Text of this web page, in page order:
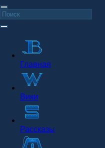
Главная
Вики
Рассказы